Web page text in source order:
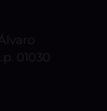
01030